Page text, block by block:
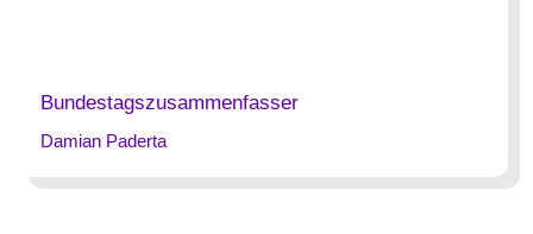
Bundestagszusammenfasser
Damian Paderta